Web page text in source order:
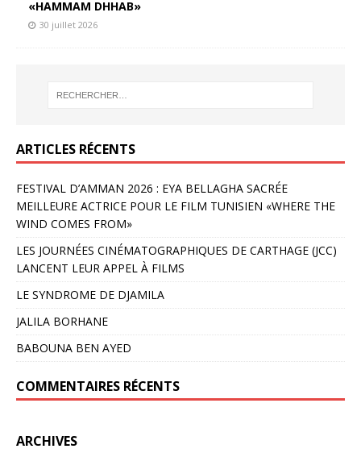
«HAMMAM DHHAB»
30 juillet 2026
ARTICLES RÉCENTS
FESTIVAL D’AMMAN 2026 : EYA BELLAGHA SACRÉE
MEILLEURE ACTRICE POUR LE FILM TUNISIEN «WHERE THE
WIND COMES FROM»
LES JOURNÉES CINÉMATOGRAPHIQUES DE CARTHAGE (JCC)
LANCENT LEUR APPEL À FILMS
LE SYNDROME DE DJAMILA
JALILA BORHANE
BABOUNA BEN AYED
COMMENTAIRES RÉCENTS
ARCHIVES